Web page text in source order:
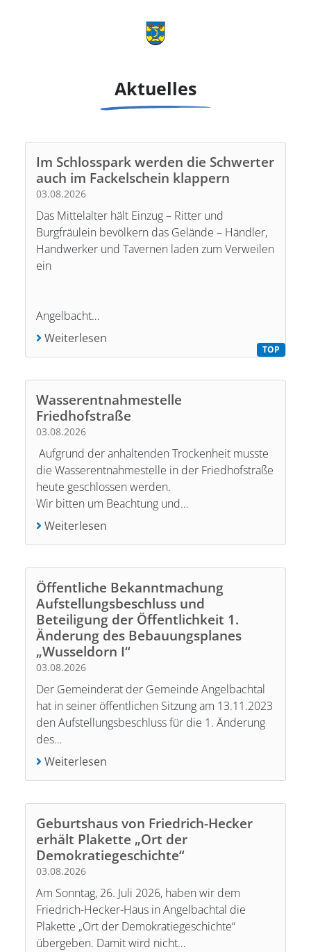
Aktuelles
Im Schlosspark werden die Schwerter
auch im Fackelschein klappern
03.08.2026
Das Mittelalter hält Einzug – Ritter und
Burgfräulein bevölkern das Gelände – Händler,
Handwerker und Tavernen laden zum Verweilen
ein
Angelbacht…
Weiterlesen
TOP
Wasserentnahmestelle
Friedhofstraße
03.08.2026
Aufgrund der anhaltenden Trockenheit musste
die Wasserentnahmestelle in der Friedhofstraße
heute geschlossen werden.
Wir bitten um Beachtung und…
Weiterlesen
Öffentliche Bekanntmachung
Aufstellungsbeschluss und
Beteiligung der Öffentlichkeit 1.
Änderung des Bebauungsplanes
„Wusseldorn I“
03.08.2026
Der Gemeinderat der Gemeinde Angelbachtal
hat in seiner öffentlichen Sitzung am 13.11.2023
den Aufstellungsbeschluss für die 1. Änderung
des…
Weiterlesen
Geburtshaus von Friedrich-Hecker
erhält Plakette „Ort der
Demokratiegeschichte“
03.08.2026
Am Sonntag, 26. Juli 2026, haben wir dem
Friedrich-Hecker-Haus in Angelbachtal die
Plakette „Ort der Demokratiegeschichte“
übergeben. Damit wird nicht…